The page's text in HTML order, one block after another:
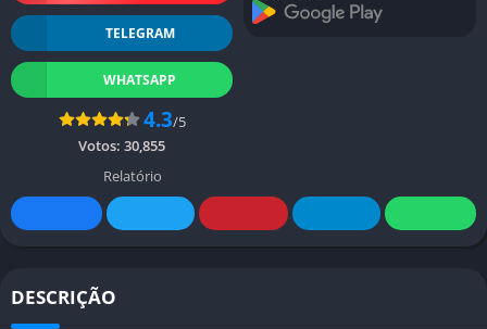
TELEGRAM
WHATSAPP
4.3/5
Votos: 30,855
Relatório
DESCRIÇÃO